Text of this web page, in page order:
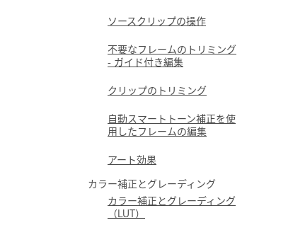
ソースクリップの操作
不要なフレームのトリミング
- ガイド付き編集
クリップのトリミング
自動スマートトーン補正を使
用したフレームの編集
アート効果
カラー補正とグレーディング
カラー補正とグレーディング
（LUT）